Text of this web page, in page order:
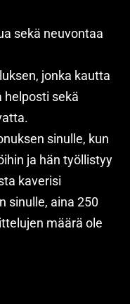
sekä neuvontaa
jonka kautta
helposti sekä
sinulle, kun
ja hän työllistyy
kaverisi
sinulle, aina 250
määrä ole